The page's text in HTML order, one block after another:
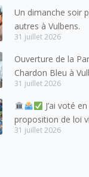
salutations à nos
suisses, et plus
aux habitants du
lesquels la Haute-
entretient des liens
quotidiens.
Un dimanche soir
autres à Vulbens.
31 juillet 2026
Ouverture de la
Chardon Bleu à
31 juillet 2026
J’ai voté
proposition de loi
protéger les
31 juillet 2026